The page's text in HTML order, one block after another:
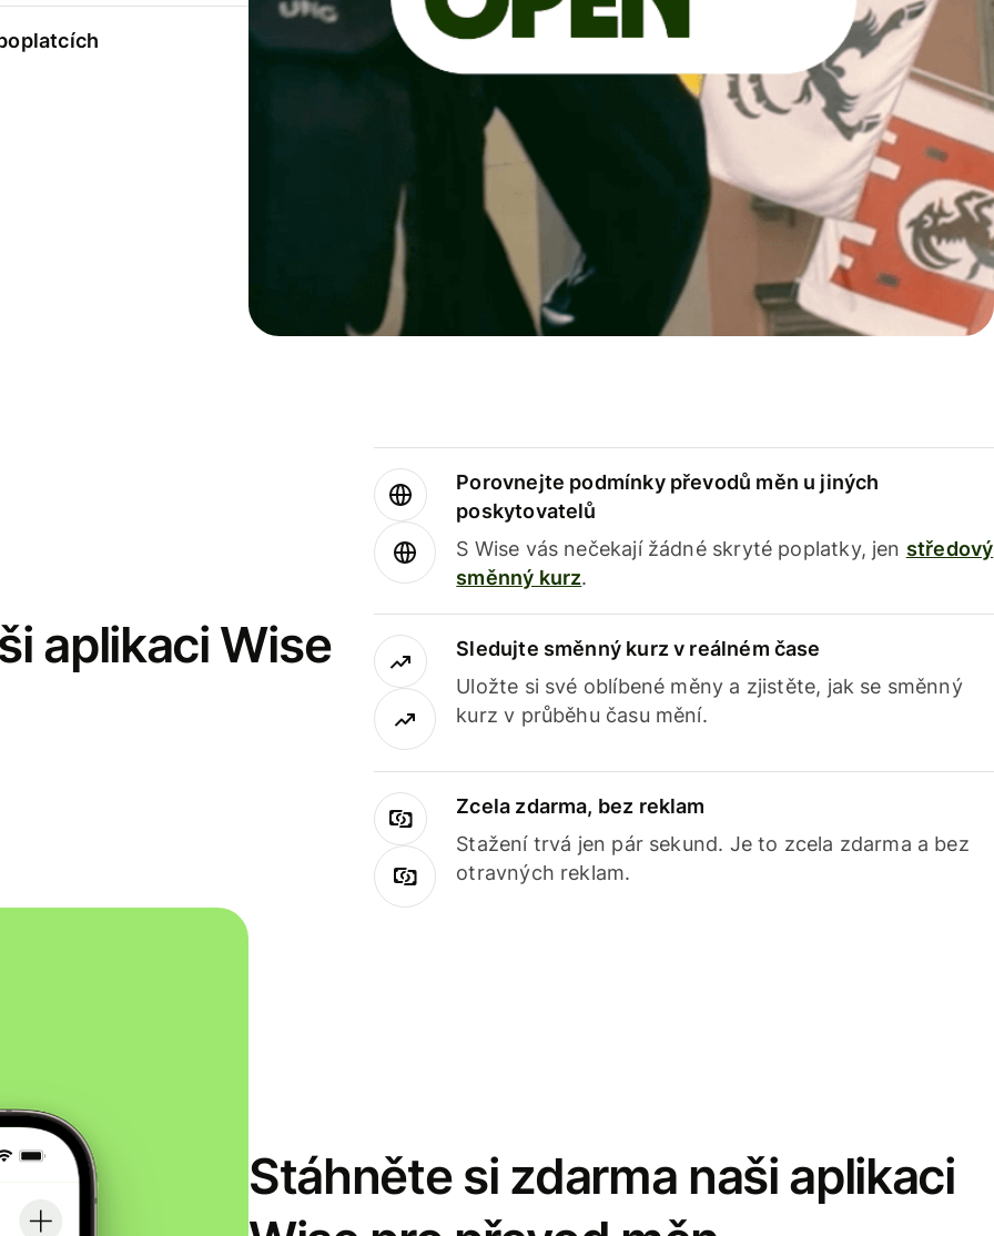
aplikaci Wise
Porovnejte podmínky převodů měn u jiných
poskytovatelů
S Wise vás nečekají žádné skryté poplatky, jen středový
směnný kurz.
Sledujte směnný kurz v reálném čase
Uložte si své oblíbené měny a zjistěte, jak se směnný
kurz v průběhu času mění.
Zcela zdarma, bez reklam
Stažení trvá jen pár sekund. Je to zcela zdarma a bez
otravných reklam.
Stáhněte si zdarma naši aplikaci